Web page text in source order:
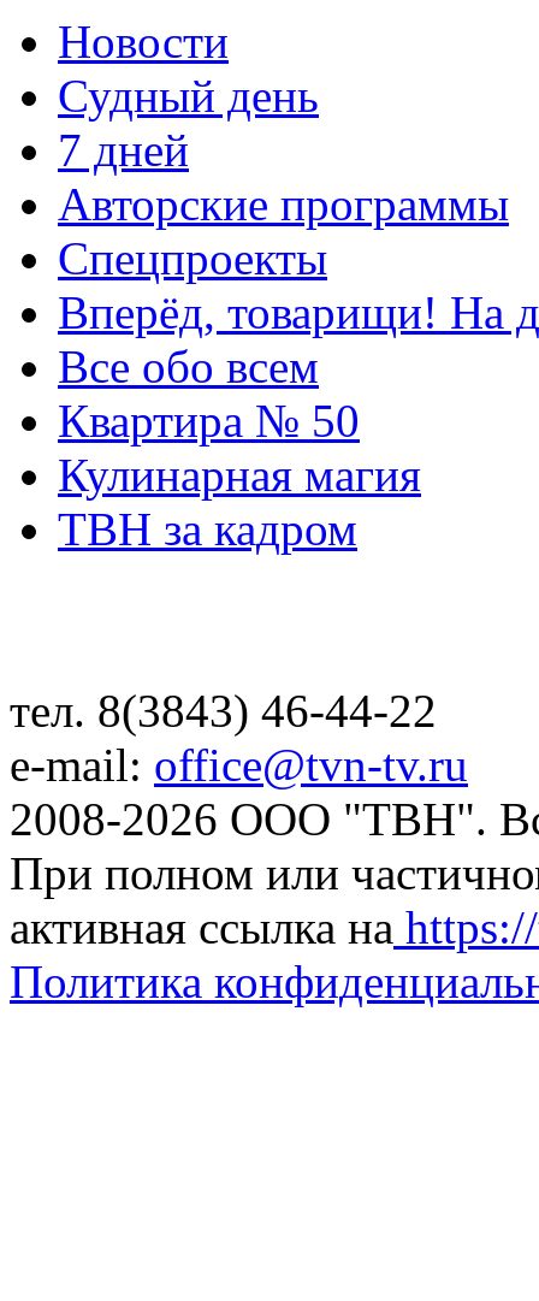
Новости
Судный день
7 дней
Авторские программы
Спецпроекты
Вперёд, товарищи! На
Все обо всем
Квартира № 50
Кулинарная магия
ТВН за кадром
тел. 8(3843) 46-44-22
e-mail: office@tvn-tv.ru
2008-2026 ООО "ТВН".
При полном или
активная ссылка на
Политика